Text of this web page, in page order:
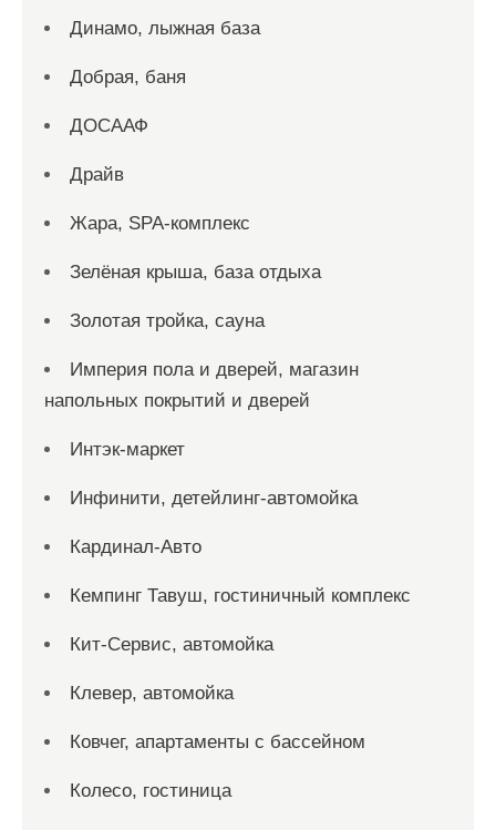
Динамо, лыжная база
Добрая, баня
ДОСААФ
Драйв
Жара, SPA-комплекс
Зелёная крыша, база отдыха
Золотая тройка, сауна
Империя пола и дверей, магазин
напольных покрытий и дверей
Интэк-маркет
Инфинити, детейлинг-автомойка
Кардинал-Авто
Кемпинг Тавуш, гостиничный комплекс
Кит-Сервис, автомойка
Клевер, автомойка
Ковчег, апартаменты с бассейном
Колесо, гостиница